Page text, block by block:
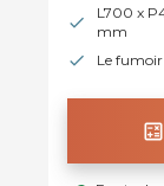
L700 x
mm
Le fumoir
calculate